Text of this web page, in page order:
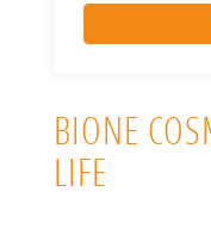
BIONE
LIFE